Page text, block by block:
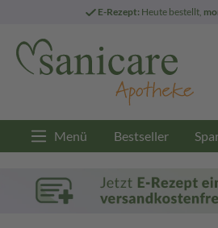
E-Rezept: Heute bestellt,
Menü Bestseller